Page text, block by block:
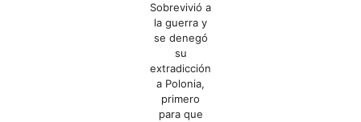
Sobrevivió a
la guerra y
se denegó
su
extradicción
a Polonia,
primero
para que